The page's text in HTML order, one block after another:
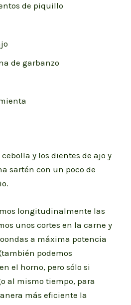
de piquillo
de garbanzo
y los dientes de ajo y
sartén con un poco de
longitudinalmente las
unos cortes en la carne y
a máxima potencia
podemos
el horno, pero sólo si
al mismo tiempo, para
más eficiente la